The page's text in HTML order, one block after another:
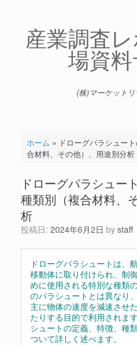
産業調査
場資
(株)マーケット
ホーム » ドローグパラシュー
合材料、その他）、用途別分析
ドローグパラシュー
種類別（複合材料、
析
投稿日: 2024年6月2日 by staff
ドローグパラシュートは、
移動体に取り付けられ、制
めに使用される特別な種類
のパラシュートとは異なり
主に物体の速度を減速させ
たりする目的で利用されま
シュートの定義、特徴、種
ついて詳しく述べます。